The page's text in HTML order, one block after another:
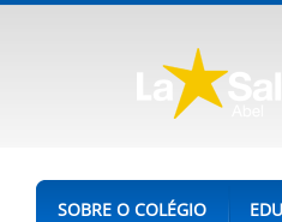
SOBRE O COLÉGIO